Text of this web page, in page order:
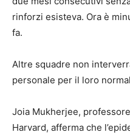
rinforzi esisteva. Ora è
fa.
Altre squadre non
personale per il loro
Joia Mukherjee,
Harvard, afferma che